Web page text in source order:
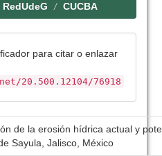
CUCBA
para citar o enlazar
20.500.12104/76918
de la erosión hídrica actual y
Sayula, Jalisco, México